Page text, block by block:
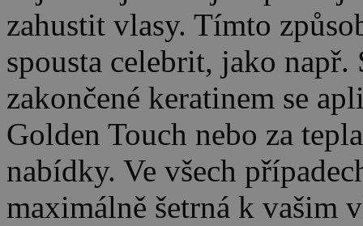
zahustit vlasy. Tímto
spousta celebrit, jako
zakončené keratinem se
Golden Touch nebo za
nabídky. Ve všech
maximálně šetrná k vašim